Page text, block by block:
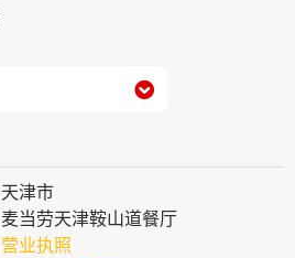

天津市
麦当劳天津鞍山道餐厅
营业执照